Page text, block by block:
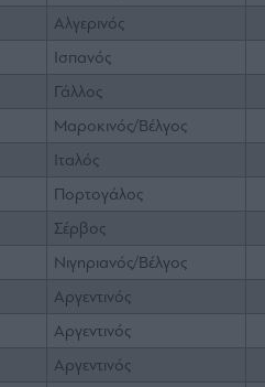
Αλγερινός
Ισπανός
Γάλλος
Μαροκινός/Βέλγος
Ιταλός
Πορτογάλος
Σέρβος
Νιγηριανός/Βέλγος
Αργεντινός
Αργεντινός
Αργεντινός